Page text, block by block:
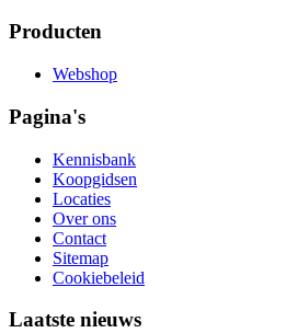
Producten
Webshop
Pagina's
Kennisbank
Koopgidsen
Locaties
Over ons
Contact
Sitemap
Cookiebeleid
Laatste nieuws